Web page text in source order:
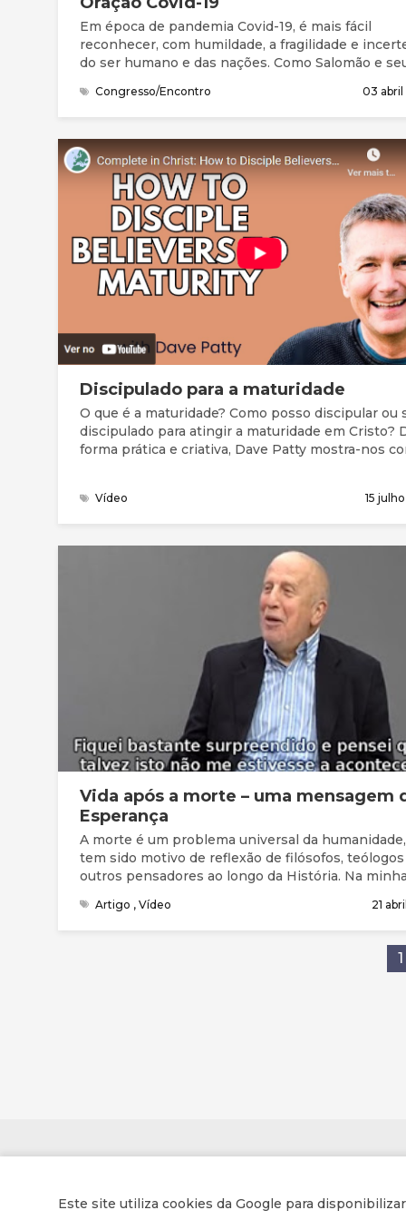
Este site utiliza cookies da Google para
Em época de pandemia Covid-19, é mais fácil
reconhecer, com humildade, a fragilidade e
do ser humano e das nações. Como Salomão e
povo, precisamos da graça (favor imerecido) e de
perdão para entrar na presença do Deus Santo.
Bíblia, compreendemos que este Deus grande
está longe. Está perto, à distância de uma oração.
Queremos continuar a chegar-nos a Ele, a
compreender melhor quem Ele é, a apresentar as
nossas necessidades e preocupações, a ouvir a
mensagem e responder, acertando os nossos
com a Sua vontade.
Congresso/Encontro 03
Discipulado para a maturidade
O que é a maturidade? Como posso discipular ou
discipulado para atingir a maturidade em Cristo? De
forma prática e criativa, Dave Patty mostra-nos
Vídeo 15
Vida após a morte – uma mensagem
Esperança
A morte é um problema universal da
tem sido motivo de reflexão de filósofos,
outros pensadores ao longo da História. Na
seis características que a identificam. A morte é
mistério, é universal, é um tabu, é um inimigo, é
imprevisível e é inevitável. A mensagem de
sobre a vida após a morte fundamenta-se na fé
Artigo , Vídeo 21
1